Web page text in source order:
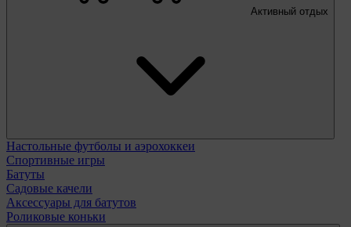
Активный отдых
Настольные футболы и аэрохоккеи
Спортивные игры
Батуты
Садовые качели
Аксессуары для батутов
Роликовые коньки